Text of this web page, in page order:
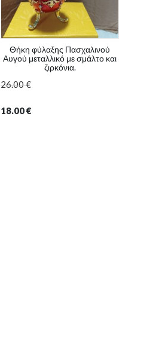
Θήκη φύλαξης Πασχαλινού
Αυγού μεταλλικό με σμάλτο και
ζιρκόνια.
26.00€
18.00€